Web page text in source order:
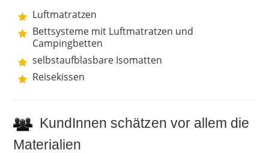
Luftmatratzen
Bettsysteme mit Luftmatratzen und
Campingbetten
selbstaufblasbare Isomatten
Reisekissen
KundInnen schätzen vor allem die
Materialien